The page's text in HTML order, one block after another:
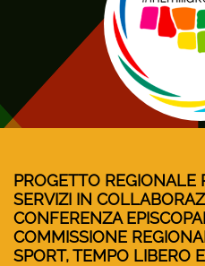
PROGETTO REGIONALE
SERVIZI IN
CONFERENZA
COMMISSIONE
SPORT, TEMPO LIBERO